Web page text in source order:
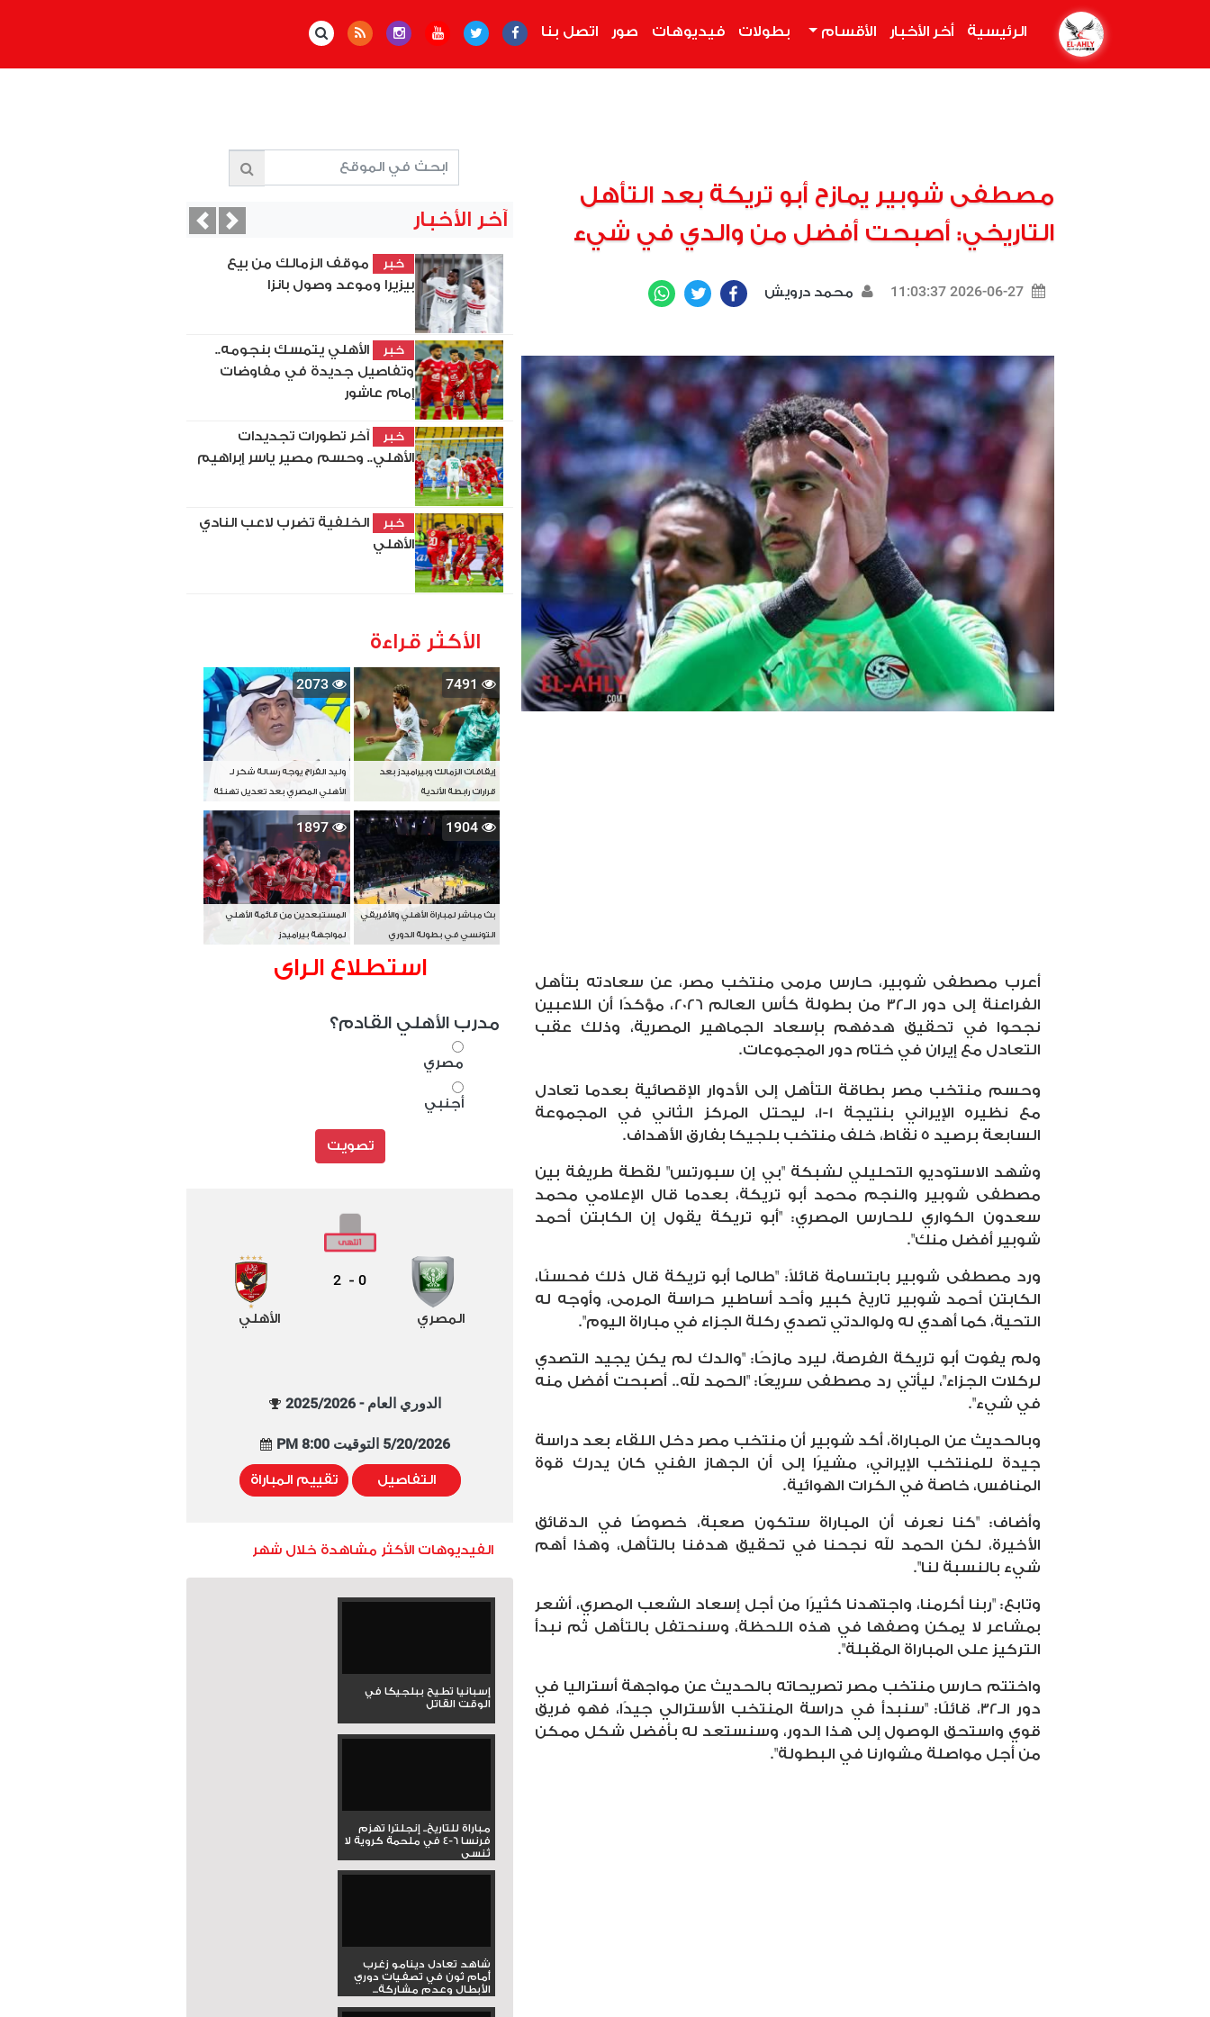
الرئيسية أخر الأخبار الأقسام بطولات فيديوهات صور اتصل بنا
مصطفى شوبير يمازح أبو تريكة بعد التأهل
التاريخي: أصبحت أفضل من والدي في شيء
2026-06-27 11:03:37 محمد درويش Facebook
Twitter
أعرب مصطفى شوبير، حارس مرمى منتخب مصر، عن سعادته بتأهل
الفراعنة إلى دور الـ32 من بطولة كأس العالم 2026، مؤكدًا أن اللاعبين
نجحوا في تحقيق هدفهم بإسعاد الجماهير المصرية، وذلك عقب
التعادل مع إيران في ختام دور المجموعات.
وحسم منتخب مصر بطاقة التأهل إلى الأدوار الإقصائية بعدما تعادل
مع نظيره الإيراني بنتيجة 1-1، ليحتل المركز الثاني في المجموعة
السابعة برصيد 5 نقاط، خلف منتخب بلجيكا بفارق الأهداف.
وشهد الاستوديو التحليلي لشبكة "بي إن سبورتس" لقطة طريفة بين
مصطفى شوبير والنجم محمد أبو تريكة، بعدما قال الإعلامي محمد
سعدون الكواري للحارس المصري: "أبو تريكة يقول إن الكابتن أحمد
شوبير أفضل منك".
ورد مصطفى شوبير بابتسامة قائلاً: "طالما أبو تريكة قال ذلك فحسنًا،
الكابتن أحمد شوبير تاريخ كبير وأحد أساطير حراسة المرمى، وأوجه له
التحية، كما أهدي له ولوالدتي تصدي ركلة الجزاء في مباراة اليوم".
ولم يفوت أبو تريكة الفرصة، ليرد مازحًا: "والدك لم يكن يجيد التصدي
لركلات الجزاء"، ليأتي رد مصطفى سريعًا: "الحمد لله.. أصبحت أفضل منه
في شيء".
وبالحديث عن المباراة، أكد شوبير أن منتخب مصر دخل اللقاء بعد دراسة
جيدة للمنتخب الإيراني، مشيرًا إلى أن الجهاز الفني كان يدرك قوة
المنافس، خاصة في الكرات الهوائية.
وأضاف: "كنا نعرف أن المباراة ستكون صعبة، خصوصًا في الدقائق
الأخيرة، لكن الحمد لله نجحنا في تحقيق هدفنا بالتأهل، وهذا أهم
شيء بالنسبة لنا".
وتابع: "ربنا أكرمنا، واجتهدنا كثيرًا من أجل إسعاد الشعب المصري، أشعر
بمشاعر لا يمكن وصفها في هذه اللحظة، وسنحتفل بالتأهل ثم نبدأ
التركيز على المباراة المقبلة".
واختتم حارس منتخب مصر تصريحاته بالحديث عن مواجهة أستراليا في
دور الـ32، قائلًا: "سنبدأ في دراسة المنتخب الأسترالي جيدًا، فهو فريق
قوي واستحق الوصول إلى هذا الدور، وسنستعد له بأفضل شكل ممكن
من أجل مواصلة مشوارنا في البطولة".
آخر الأخبار
خبر
موقف الزمالك من بيع
بيزيرا وموعد وصول بانزا
خبر
الأهلي يتمسك بنجومه..
وتفاصيل جديدة في مفاوضات
إمام عاشور
خبر
آخر تطورات تجديدات
الأهلي.. وحسم مصير ياسر إبراهيم
خبر
الخلفية تضرب لاعب النادي
الأهلي
PreviousNext
الأكثر قراءة
7491
إيقافات الزمالك وبيراميدز بعد
قرارات رابطة الأندية
2073
وليد الفراج يوجه رسالة شكر لـ
الأهلي المصري بعد تعديل تهنئة
بطل آسيا
1904
بث مباشر لمباراة الأهلي والأفريقي
التونسي في بطولة الدوري
1897
المستبعدين من قائمة الأهلي
لمواجهة بيراميدز
استطلاع الراى
مدرب الأهلي القادم؟
مصري
أجنبي
تصويت
المصري
0
-
2
الأهلي
الدوري العام - 2025/2026
5/20/2026 التوقيت 8:00 PM
التفاصيل تقييم المباراة
الفيديوهات الأكثر مشاهدة خلال شهر
إسبانيا تطيح ببلجيكا في
الوقت القاتل
مباراة للتاريخ.. إنجلترا تهزم
فرنسا 6-4 في ملحمة كروية لا
تُنسى
شاهد تعادل دينامو زغرب
أمام ثون في تصفيات دوري
الأبطال وعدم مشاركة...